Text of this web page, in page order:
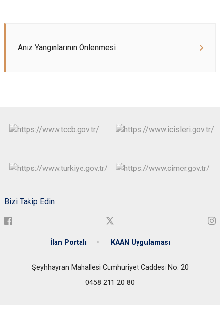
Anız Yangınlarının Önlenmesi
Bizi Takip Edin
İlan Portalı KAAN Uygulaması
Şeyhhayran Mahallesi Cumhuriyet Caddesi No: 20
0458 211 20 80